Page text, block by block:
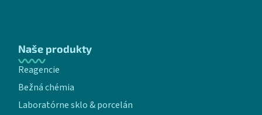
Naše produkty
Reagencie
Bežná chémia
Laboratórne sklo & porcelán